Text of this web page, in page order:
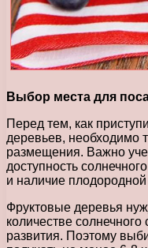
Выбор места для
Перед тем, как
деревьев, необходимо
размещения. Важно
доступность
и наличие
Фруктовые деревья
количестве
развития. Поэтому